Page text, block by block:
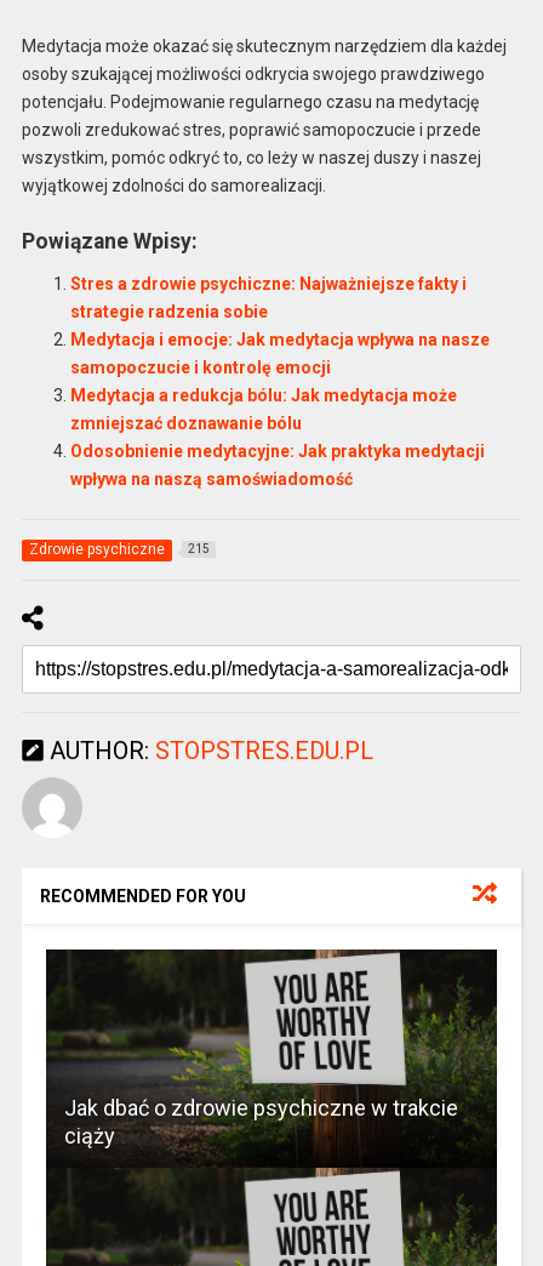
Medytacja może okazać się skutecznym narzędziem dla każdej
osoby szukającej możliwości odkrycia swojego prawdziwego
potencjału. Podejmowanie regularnego czasu na medytację
pozwoli zredukować stres, poprawić samopoczucie i przede
wszystkim, pomóc odkryć to, co leży w naszej duszy i naszej
wyjątkowej zdolności do samorealizacji.
Powiązane Wpisy:
Stres a zdrowie psychiczne: Najważniejsze fakty i
strategie radzenia sobie
Medytacja i emocje: Jak medytacja wpływa na nasze
samopoczucie i kontrolę emocji
Medytacja a redukcja bólu: Jak medytacja może
zmniejszać doznawanie bólu
Odosobnienie medytacyjne: Jak praktyka medytacji
wpływa na naszą samoświadomość
Zdrowie psychiczne 215
AUTHOR: STOPSTRES.EDU.PL
RECOMMENDED FOR YOU
Jak dbać o zdrowie psychiczne w trakcie
ciąży